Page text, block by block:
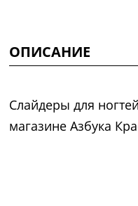
ОПИСАНИЕ
Слайдеры для
магазине Азбука